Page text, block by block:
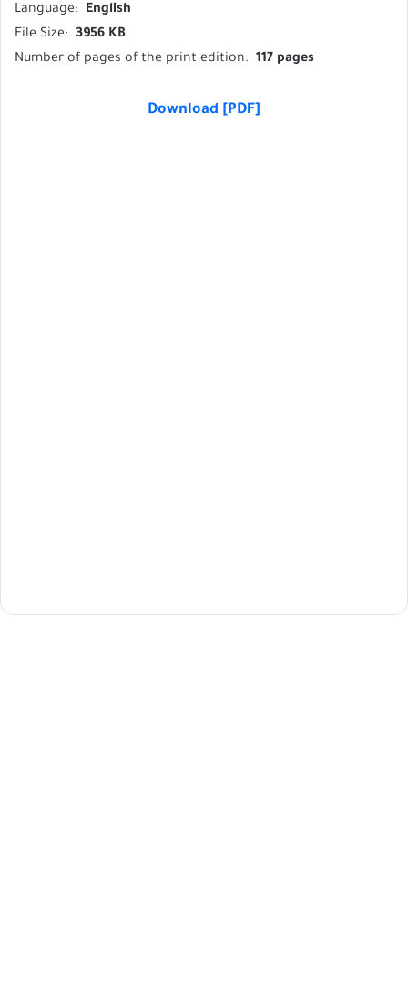
Language:
‎ English
File Size: ‎ 3956 KB
Number of pages of the print edition: ‎ 117 pages
Download [PDF]